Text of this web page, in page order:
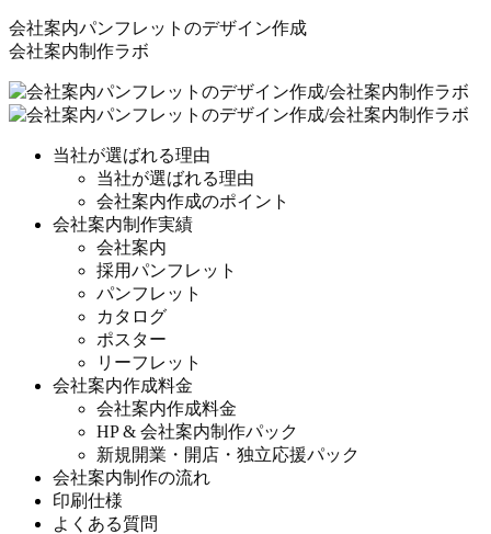
会社案内パンフレットのデザイン作成
会社案内制作ラボ
当社が選ばれる理由
当社が選ばれる理由
会社案内作成のポイント
会社案内制作実績
会社案内
採用パンフレット
パンフレット
カタログ
ポスター
リーフレット
会社案内作成料金
会社案内作成料金
HP & 会社案内制作パック
新規開業・開店・独立応援パック
会社案内制作の流れ
印刷仕様
よくある質問